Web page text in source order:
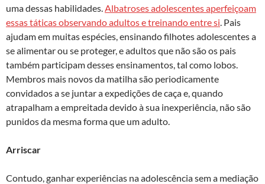
uma dessas habilidades.Albatroses adolescentes aperfeiçoam
essas táticas observando adultos e treinando entre si. Pais
ajudam em muitas espécies, ensinando filhotes adolescentes a
se alimentar ou se proteger, e adultos que não são os pais
também participam desses ensinamentos, tal como lobos.
Membros mais novos da matilha são periodicamente
convidados a se juntar a expedições de caça e, quando
atrapalham a empreitada devido à sua inexperiência, não são
punidos da mesma forma que um adulto.
Arriscar
Contudo, ganhar experiências na adolescência sem a mediação